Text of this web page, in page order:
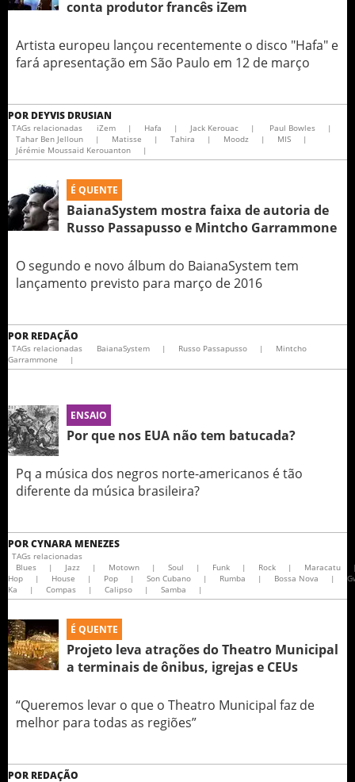
conta produtor francês iZem
Artista europeu lançou recentemente o disco "Hafa" e
fará apresentação em São Paulo em 12 de março
POR DEYVIS DRUSIAN
TAGs relacionadas iZem | Hafa | Jack Kerouac | Paul Bowles
|
Tahar Ben Jelloun
| Matisse | Tahira | Moodz | MIS
|
Jérémie Moussaid Kerouanton
|
É QUENTE
BaianaSystem mostra faixa de autoria de
Russo Passapusso e Mintcho Garrammone
O segundo e novo álbum do BaianaSystem tem
lançamento previsto para março de 2016
POR REDAÇÃO
TAGs relacionadas BaianaSystem | Russo Passapusso |
Mintcho
Garrammone
|
ENSAIO
Por que nos EUA não tem batucada?
Pq a música dos negros norte-americanos é tão
diferente da música brasileira?
PORCYNARA MENEZES
TAGs relacionadas
Blues
| Jazz | Motown | Soul | Funk | Rock | Maracatu
Hop
| House | Pop | Son Cubano | Rumba | Bossa Nova |
Ka
| Compas | Calipso | Samba |
É QUENTE
Projeto leva atrações do Theatro Municipal
a terminais de ônibus, igrejas e CEUs
“Queremos levar o que o Theatro Municipal faz de
melhor para todas as regiões”
POR REDAÇÃO